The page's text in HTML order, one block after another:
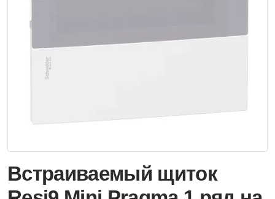
Встраиваемый щиток